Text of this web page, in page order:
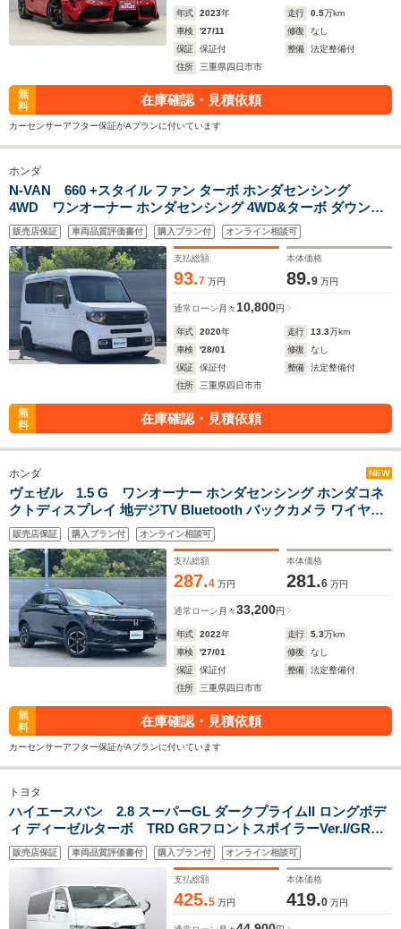
年式 2023年 走行 0.5万km
車検
'27/11 修復
なし
保証
保証付 整備
法定整備付
住所
三重県四日市市
無
料
在庫確認・見積依頼
カーセンサーアフター保証がAプランに付いています
ホンダ
N-VAN 660 +スタイル ファン ターボ ホンダセンシング
4WD ワンオーナー ホンダセンシング 4WD&ターボ ダウンサ
ス ナビ 地デジTV/CD/DVD/Bluetooth バックカメラ デジタ
ルインナーミラー ACC ETC ルーフインナーサイドパイプ+ル
ーフインナーラック ルーフコンソール
販売店保証 車両品質評価書付 購入プラン付 オンライン相談可
支払総額
93.7 万円
本体価格
89.9 万円
通常ローン 月々 10,800円
年式 2020年 走行 13.3万km
車検
'28/01 修復
なし
保証
保証付 整備
法定整備付
住所
三重県四日市市
無
料
在庫確認・見積依頼
ホンダ NEW
ヴェゼル 1.5 G ワンオーナー ホンダセンシング ホンダコネ
クトディスプレイ 地デジTV Bluetooth バックカメラ ワイヤレ
ス充電器 ステアリングスイッチ ビルトインETC2.0 フルLEDヘ
ッドランプ 純正16インチアルミホイール
販売店保証 購入プラン付 オンライン相談可
支払総額
287.4 万円
本体価格
281.6 万円
通常ローン 月々33,200円
年式 2022年 走行 5.3万km
車検
'27/01 修復
なし
保証
保証付 整備
法定整備付
住所
三重県四日市市
無
料
在庫確認・見積依頼
カーセンサーアフター保証がAプランに付いています
トヨタ
ハイエースバン 2.8 スーパーGL ダークプライムII ロングボデ
ィ ディーゼルターボ TRD GRフロントスポイラーVer.I/GRサ
イドスカートVer.I/GRリアバンパースポイラー LOXARNY
BATTLESHIP NEO16インチAW セーフティセンス ALPINEフロ
ーティングナビ・地デジTV・Bluetooth・
AppleCarPlay/AndroidAuto
販売店保証 車両品質評価書付 購入プラン付 オンライン相談可
支払総額
425.5 万円
本体価格
419.0 万円